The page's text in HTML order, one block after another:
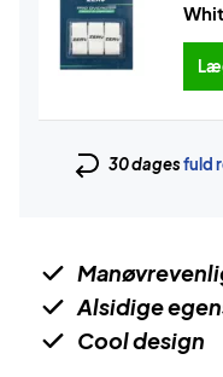
30 dagesfuld
Alsidige
Cool design